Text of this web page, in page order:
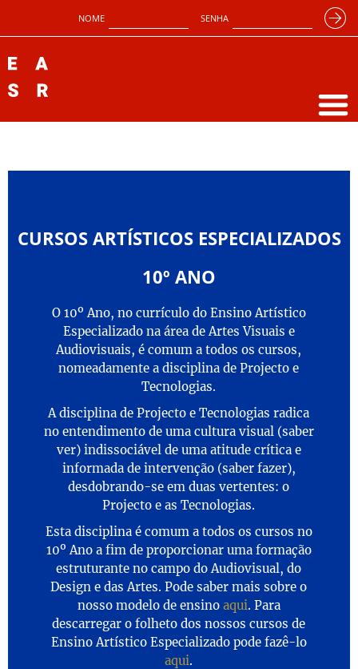
NOME SENHA
CURSOS ARTÍSTICOS ESPECIALIZADOS
10º ANO
O 10º Ano, no currículo do Ensino Artístico
Especializado na área de Artes Visuais e
Audiovisuais, é comum a todos os cursos,
nomeadamente a disciplina de Projecto e
Tecnologias.
A disciplina de Projecto e Tecnologias radica
no entendimento de uma cultura visual (saber
ver) indissociável de uma atitude crítica e
informada de intervenção (saber fazer),
desdobrando-se em duas vertentes: o
Projecto e as Tecnologias.
Esta disciplina é comum a todos os cursos no
10º Ano a fim de proporcionar uma formação
estruturante no campo do Audiovisual, do
Design e das Artes. Pode saber mais sobre o
nosso modelo de ensino aqui. Para
descarregar o folheto dos nossos cursos de
Ensino Artístico Especializado pode fazê-lo
aqui.